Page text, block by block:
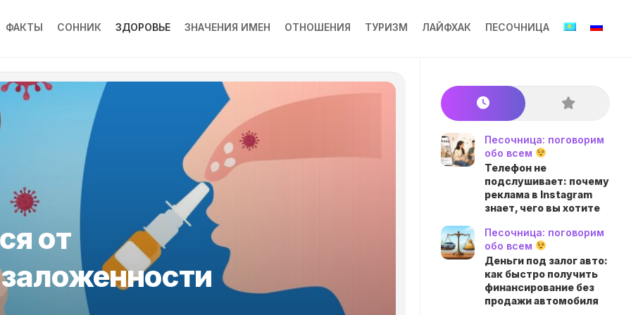
ФАКТЫ СОННИК ЗДОРОВЬЕ ЗНАЧЕНИЯ ИМЕН ОТНОШЕНИЯ ТУРИЗМ ЛАЙФХАК ПЕСОЧНИЦА
от
Песочница: поговорим
обо всем
Телефон не
подслушивает: почему
реклама в Instagram
знает, чего вы хотите
Песочница: поговорим
обо всем
Деньги под залог авто:
как быстро получить
финансирование без
продажи автомобиля